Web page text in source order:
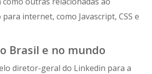
internet, como Javascript, CSS e
Brasil e no mundo
diretor-geral do Linkedin para a